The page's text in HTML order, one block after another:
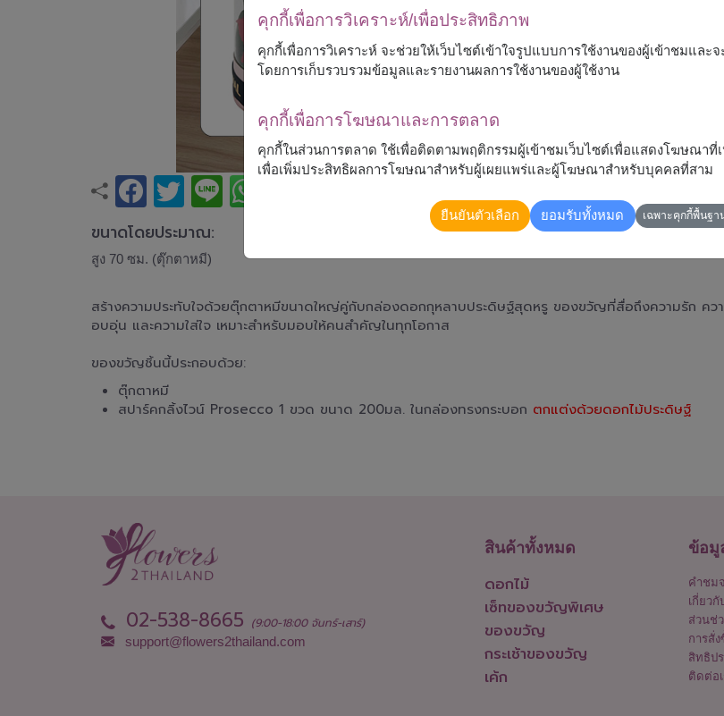
ขนาดโดยประมาณ:
สูง 70 ซม. (ตุ๊กตาหมี)
สร้างความประทับใจด้วยตุ๊กตาหมีขนาดใหญ่คู่กับกล่องดอกกุหลาบประดิษฐ์สุดหรู ของขวัญที่สื่อถึงความรัก คว
อบอุ่น และความใส่ใจ เหมาะสำหรับมอบให้คนสำคัญในทุกโอกาส
ของขวัญชิ้นนี้ประกอบด้วย:
ตุ๊กตาหมี
สปาร์คกลิ้งไวน์ Prosecco 1 ขวด ขนาด 200มล. ในกล่องทรงกระบอก ตกแต่งด้วยดอกไม้ประดิษฐ์
02-538-8665 (9:00-18:00 จันทร์-เสาร์)
support@flowers2thailand.com
สินค้าทั้งหมด
ดอกไม้
เซ็ทของขวัญพิเศษ
ของขวัญ
กระเช้าของขวัญ
เค้ก
ข้อมู
คำชม
เกี่ยวกั
ส่วนช่
การสั่
สิทธิป
ติดต่อเ
คุกกี้เพื่อการวิเคราะห์/เพื่อประสิทธิภาพ
คุกกี้เพื่อการวิเคราะห์ จะช่วยให้เว็บไซต์เข้าใจรูปแบบการใช้งานของผู้เข้าชมแล
โดยการเก็บรวบรวมข้อมูลและรายงานผลการใช้งานของผู้ใช้งาน
คุกกี้เพื่อการโฆษณาและการตลาด
คุกกี้ในส่วนการตลาด ใช้เพื่อติดตามพฤติกรรมผู้เข้าชมเว็บไซต์เพื่อแสดงโฆษณาที่
เพื่อเพิ่มประสิทธิผลการโฆษณาสำหรับผู้เผยแพร่และผู้โฆษณาสำหรับบุคคลที่สาม
ยืนยันตัวเลือก ยอมรับทั้งหมด เฉพาะคุกกี้พื้นฐา